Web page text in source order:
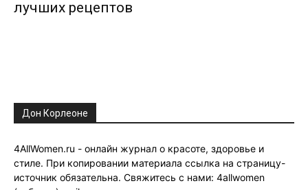
лучших рецептов
Дон Корлеоне
4AllWomen.ru - онлайн журнал о красоте, здоровье и
стиле. При копировании материала ссылка на страницу-
источник обязательна. Свяжитесь с нами: 4allwomen